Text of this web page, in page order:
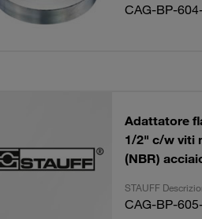
CAG-BP-
Adattatore
1/2" c/w viti
(NBR)
STAUFF
CAG-BP-